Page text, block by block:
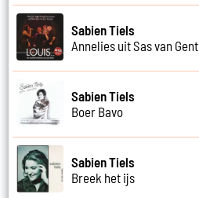
Sabien Tiels
Annelies uit Sas van Gent
Sabien Tiels
Boer Bavo
Sabien Tiels
Breek het ijs